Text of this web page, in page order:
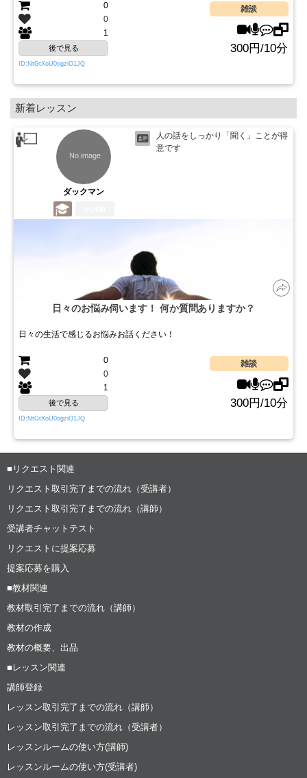
0
0
1
雑談
後で見る 300円/10分
ID:NtGtXoU0ogziO1JQ
新着レッスン
ダックマン
人の話をしっかり「聞く」ことが得
意です
日々のお悩み伺います！ 何か質問ありますか？
日々の生活で感じるお悩みお話ください！
0
0
1
雑談
後で見る 300円/10分
ID:NtGtXoU0ogziO1JQ
■リクエスト関連
リクエスト取引完了までの流れ（受講者）
リクエスト取引完了までの流れ（講師）
受講者チャットテスト
リクエストに提案応募
提案応募を購入
■教材関連
教材取引完了までの流れ（講師）
教材の作成
教材の概要、出品
■レッスン関連
講師登録
レッスン取引完了までの流れ（講師）
レッスン取引完了までの流れ（受講者）
レッスンルームの使い方(講師)
レッスンルームの使い方(受講者)